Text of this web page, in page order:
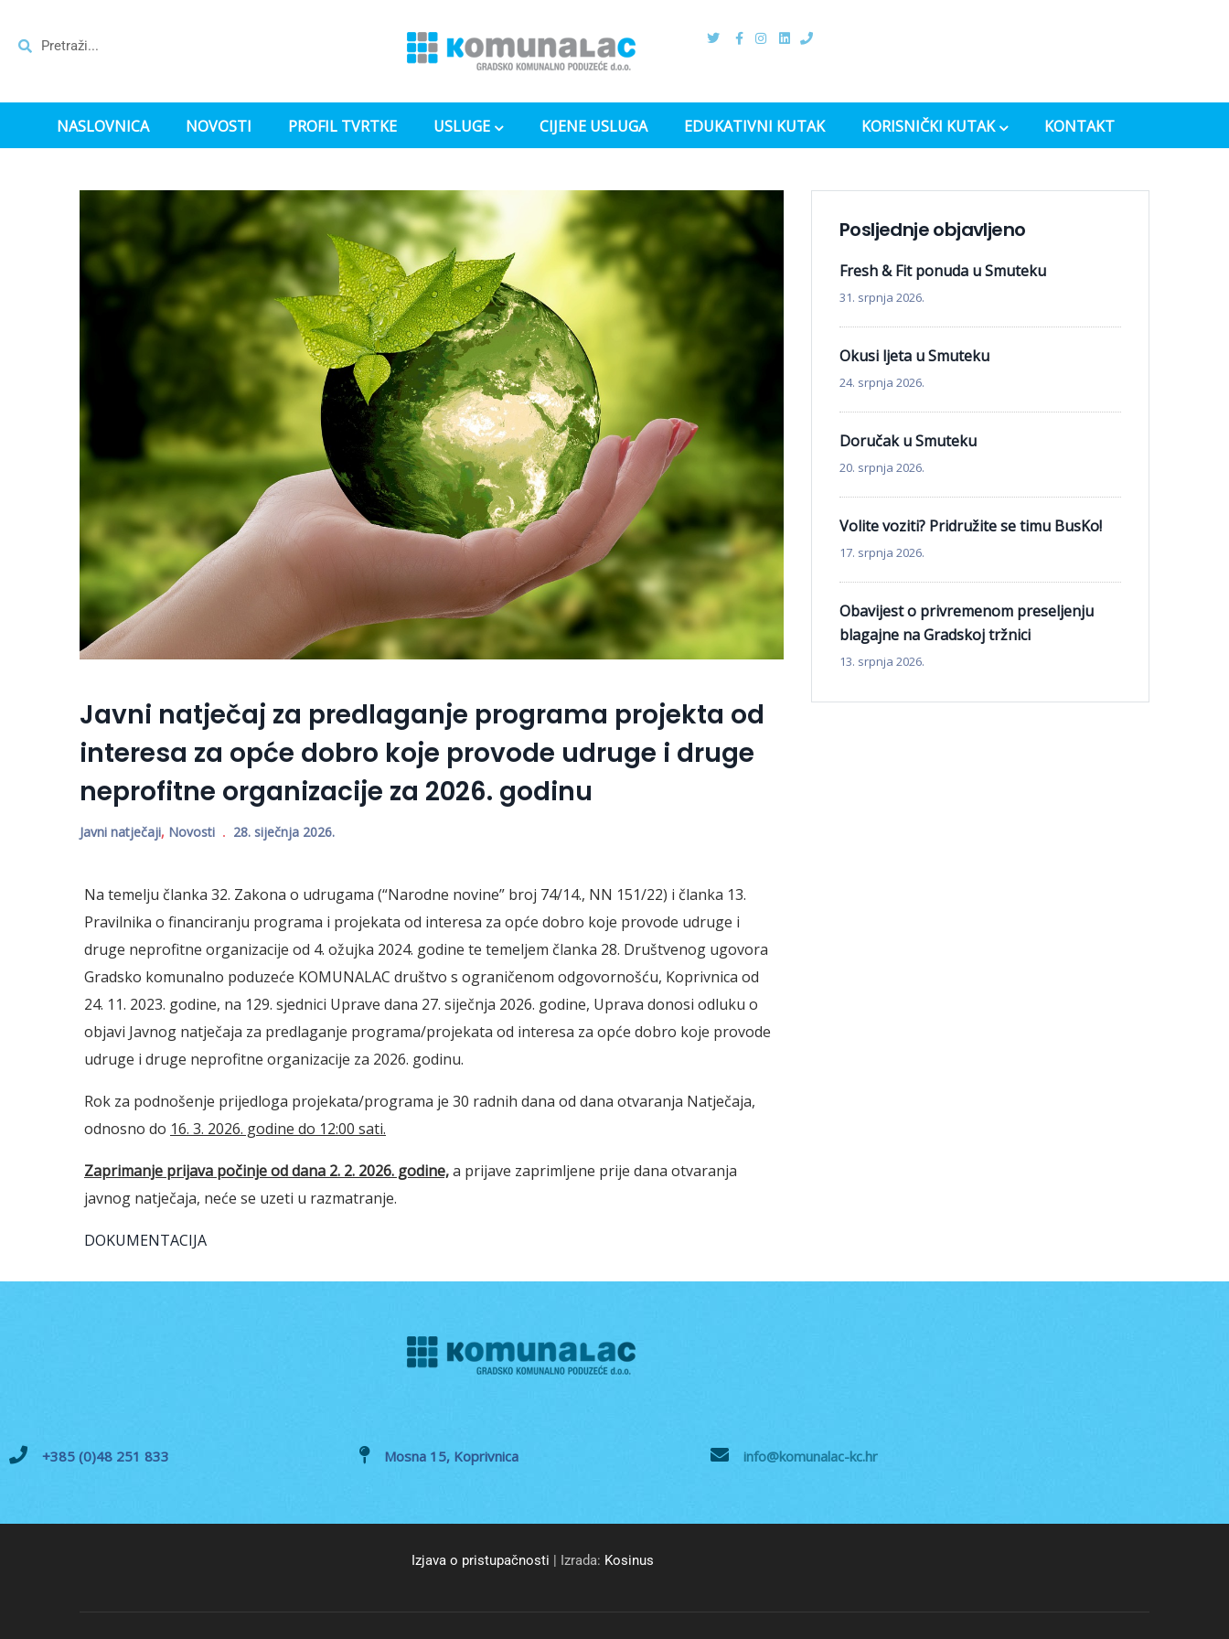
NASLOVNICA NOVOSTI PROFIL TVRTKE USLUGE CIJENE USLUGA EDUKATIVNI KUTAK KORISNIČKI KUTAK KONTAKT
Javni natječaj za predlaganje programa projekta od
interesa za opće dobro koje provode udruge i druge
neprofitne organizacije za 2026. godinu
Javni natječaji, Novosti 28. siječnja 2026.
Na temelju članka 32. Zakona o udrugama (“Narodne novine” broj 74/14., NN 151/22) i članka 13.
Pravilnika o financiranju programa i projekata od interesa za opće dobro koje provode udruge i
druge neprofitne organizacije od 4. ožujka 2024. godine te temeljem članka 28. Društvenog ugovora
Gradsko komunalno poduzeće KOMUNALAC društvo s ograničenom odgovornošću, Koprivnica od
24. 11. 2023. godine, na 129. sjednici Uprave dana 27. siječnja 2026. godine, Uprava donosi odluku o
objavi Javnog natječaja za predlaganje programa/projekata od interesa za opće dobro koje provode
udruge i druge neprofitne organizacije za 2026. godinu.
Rok za podnošenje prijedloga projekata/programa je 30 radnih dana od dana otvaranja Natječaja,
odnosno do 16. 3. 2026. godine do 12:00 sati.
Zaprimanje prijava počinje od dana 2. 2. 2026. godine,a prijave zaprimljene prije dana otvaranja
javnog natječaja, neće se uzeti u razmatranje.
DOKUMENTACIJA
Posljednje objavljeno
Fresh & Fit ponuda u Smuteku
31. srpnja 2026.
Okusi ljeta u Smuteku
24. srpnja 2026.
Doručak u Smuteku
20. srpnja 2026.
Volite voziti? Pridružite se timu BusKo!
17. srpnja 2026.
Obavijest o privremenom preseljenju
blagajne na Gradskoj tržnici
13. srpnja 2026.
+385 (0)48 251 833 Mosna 15, Koprivnica info@komunalac-kc.hr
Izjava o pristupačnosti | Izrada: Kosinus